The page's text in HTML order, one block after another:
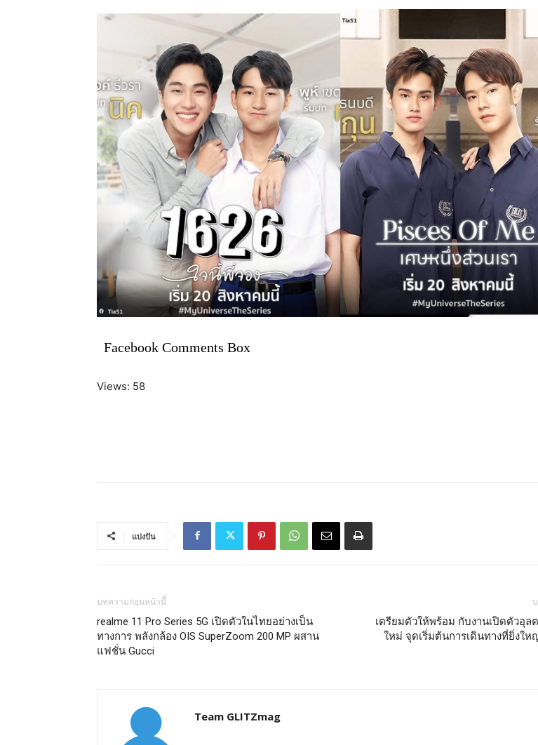
Facebook Comments Box
Views: 58
แบ่งปัน
บทความก่อนหน้านี้
realme 11 Pro Series 5G เปิดตัวในไทยอย่างเป็น
ทางการ พลังกล้อง OIS SuperZoom 200 MP ผสาน
แฟชั่น Gucci
เตรียมตัวให้พร้อม กับงานเปิดตัวอุ
ใหม่ จุดเริ่มต้นการเดินทางที่ยิ่งให
Team GLITZmag